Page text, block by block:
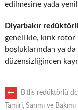
edilmesine yada
Diyarbakır
genellikle, kırık
boşluklarından ya
düzensizliğinden
POST
←
Bitlis redüktörlü
Tamiri, Sarımı ve Bakımı